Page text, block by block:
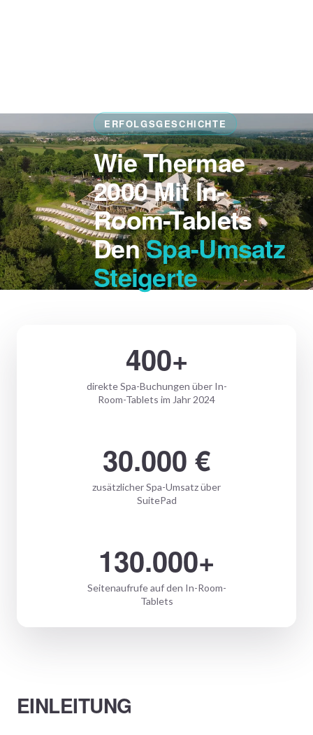
Home
Kunden
Thermae
2000
ERFOLGSGESCHICHTE
Wie Thermae
2000 Mit In-
Room-Tablets
DenSpa-Umsatz
Steigerte
400+
direkte Spa-Buchungen über In-
Room-Tablets im Jahr 2024
30.000 €
zusätzlicher Spa-Umsatz über
SuitePad
130.000+
Seitenaufrufe auf den In-Room-
Tablets
EINLEITUNG